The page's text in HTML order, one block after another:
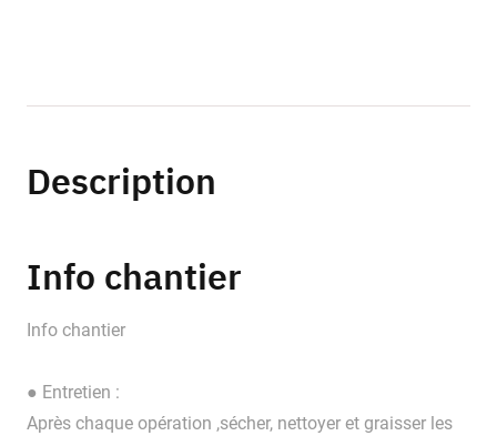
Description
Info chantier
Info chantier
● Entretien :
Après chaque opération ,sécher, nettoyer et graisser les